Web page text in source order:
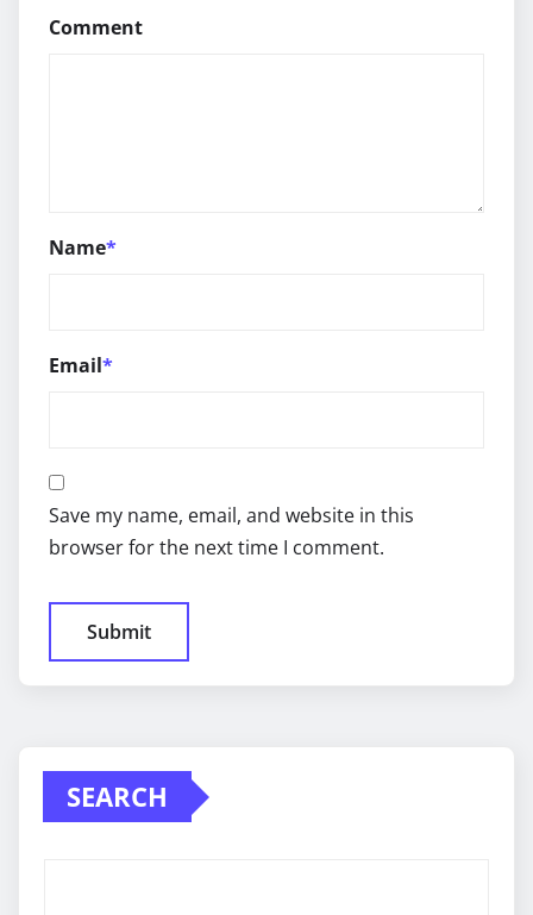
Comment
Name*
Email*
Save my name, email, and website in this
browser for the next time I comment.
SEARCH